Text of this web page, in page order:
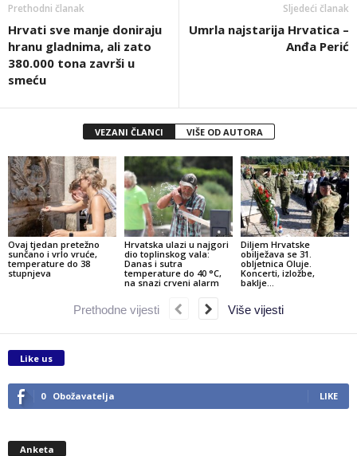
Prethodni članak
Hrvati sve manje doniraju
hranu gladnima, ali zato
380.000 tona završi u
smeću
Sljedeći članak
Umrla najstarija Hrvatica –
Anđa Perić
VEZANI ČLANCI VIŠE OD AUTORA
Ovaj tjedan pretežno
sunčano i vrlo vruće,
temperature do 38
stupnjeva
Hrvatska ulazi u najgori
dio toplinskog vala:
Danas i sutra
temperature do 40 °C,
na snazi crveni alarm
Diljem Hrvatske
obilježava se 31.
obljetnica Oluje.
Koncerti, izložbe,
baklje…
Prethodne vijesti Više vijesti
Like us
0 Obožavatelja LIKE
Anketa